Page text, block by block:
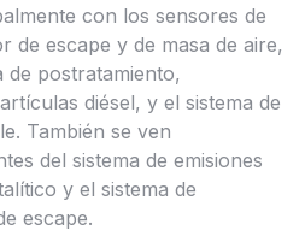
con los sensores de
de escape y de masa de aire,
de postratamiento,
diésel, y el sistema de
También se ven
del sistema de emisiones
y el sistema de
escape.